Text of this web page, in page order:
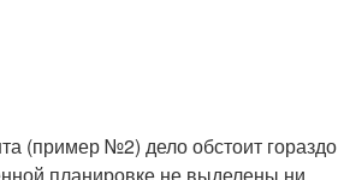
(пример №2) дело обстоит гораздо